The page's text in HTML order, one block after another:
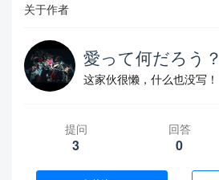
关于作者
愛って何だろう？
这家伙很懒，什么也没写！
提问
3
回答
0